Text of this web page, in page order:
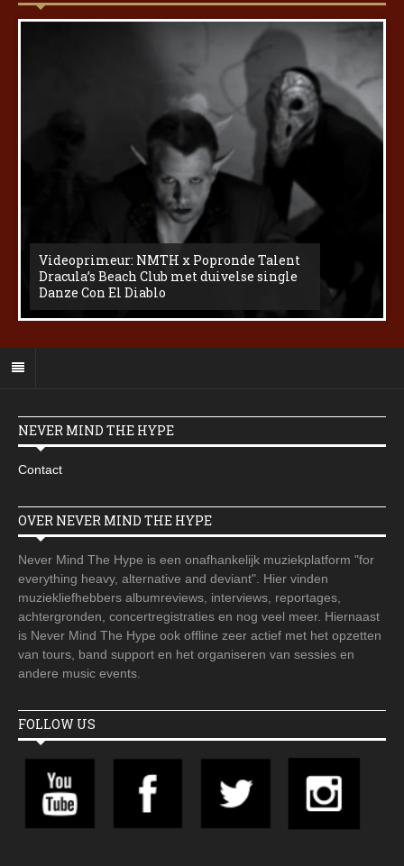
Videoprimeur: NMTH x Popronde Talent
Dracula’s Beach Club met duivelse single
Danze Con El Diablo
NEVER MIND THE HYPE
Contact
OVER NEVER MIND THE HYPE
Never Mind The Hype is een onafhankelijk muziekplatform "for
everything heavy, alternative and deviant". Hier vinden
muziekliefhebbers albumreviews, interviews, reportages,
achtergronden, concertregistraties en nog veel meer. Hiernaast
is Never Mind The Hype ook offline zeer actief met het opzetten
van tours, band support en het organiseren van sessies en
andere music events.
FOLLOW US